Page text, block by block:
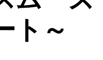
ト～